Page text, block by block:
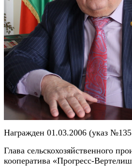
Награжден 01.03.2006 (указ
Глава сельскохозяйственного
кооператива «Прогресс-